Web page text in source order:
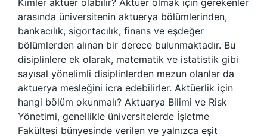
Kimler aktüer olabilir? Aktuer olmak için gerekenler
arasında üniversitenin aktuerya bölümlerinden,
bankacılık, sigortacılık, finans ve eşdeğer
bölümlerden alınan bir derece bulunmaktadır. Bu
disiplinlere ek olarak, matematik ve istatistik gibi
sayısal yönelimli disiplinlerden mezun olanlar da
aktuerya mesleğini icra edebilirler. Aktüerlik için
hangi bölüm okunmalı? Aktuarya Bilimi ve Risk
Yönetimi, genellikle üniversitelerde İşletme
Fakültesi bünyesinde verilen ve yalnızca eşit